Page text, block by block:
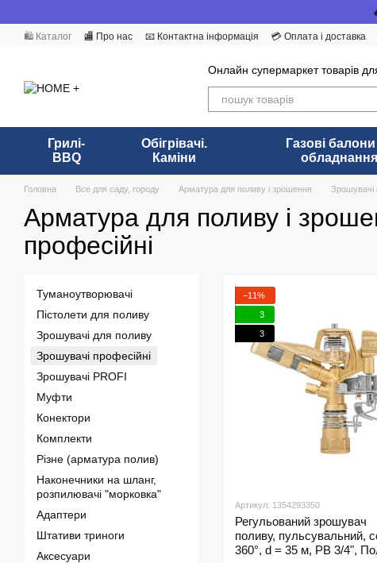
🛍️ Каталог 🏬 Про нас 📧 Контактна інформація 💳 Оплата і доставка
Онлайн супермаркет товарів
Грилі-
BBQ
Обігрівачі.
Каміни
Газові
обладнання
Головна Все для саду, городу Арматура для поливу і зрошення Зрошувачі
Арматура для поливу і
професійні
−11%
3
3
Артикул: 1354293350
Регульований зрошувач
поливу, пульсувальний,
360°, d = 35 м, РВ 3/4",
Туманоутворювачі
Пістолети для поливу
Зрошувачі для поливу
Зрошувачі професійні
Зрошувачі PROFI
Муфти
Конектори
Комплекти
Різне (арматура полив)
Наконечники на шланг,
розпилювачі "морковка"
Адаптери
Штативи триноги
Аксесуари